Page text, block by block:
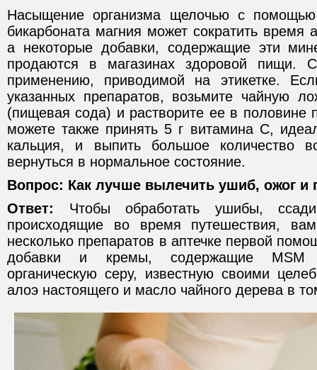
Насыщение организма щелочью с
бикарбоната магния может сократить время
а некоторые добавки, содержащие эти
продаются в магазинах здоровой пищи.
применению, приводимой на этикетке.
указанных препаратов, возьмите чайную
(пищевая сода) и растворите ее в
можете также принять 5 г витамина С,
кальция, и выпить большое количество
вернуться в нормальное состояние.
Вопрос: Как лучше вылечить ушиб, ожог и
Ответ: Чтобы обработать ушибы,
происходящие во время путешествия,
несколько препаратов в аптечке первой
добавки и кремы, содержащие МSМ
органическую серу, известную своими
алоэ настоящего и масло чайного дерева в